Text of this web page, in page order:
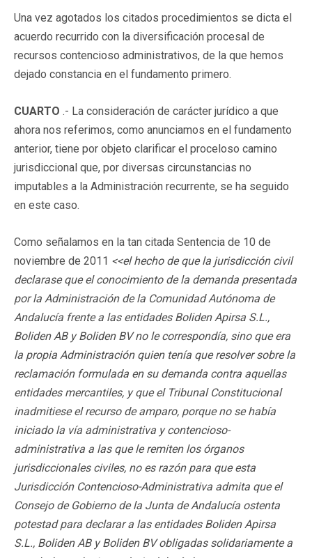
Una vez agotados los citados procedimientos se dicta el
acuerdo recurrido con la diversificación procesal de
recursos contencioso administrativos, de la que hemos
dejado constancia en el fundamento primero.
CUARTO .- La consideración de carácter jurídico a que
ahora nos referimos, como anunciamos en el fundamento
anterior, tiene por objeto clarificar el proceloso camino
jurisdiccional que, por diversas circunstancias no
imputables a la Administración recurrente, se ha seguido
en este caso.
Como señalamos en la tan citada Sentencia de 10 de
noviembre de 2011 <<el hecho de que la jurisdicción civil
declarase que el conocimiento de la demanda presentada
por la Administración de la Comunidad Autónoma de
Andalucía frente a las entidades Boliden Apirsa S.L.,
Boliden AB y Boliden BV no le correspondía, sino que era
la propia Administración quien tenía que resolver sobre la
reclamación formulada en su demanda contra aquellas
entidades mercantiles, y que el Tribunal Constitucional
inadmitiese el recurso de amparo, porque no se había
iniciado la vía administrativa y contencioso-
administrativa a las que le remiten los órganos
jurisdiccionales civiles, no es razón para que esta
Jurisdicción Contencioso-Administrativa admita que el
Consejo de Gobierno de la Junta de Andalucía ostenta
potestad para declarar a las entidades Boliden Apirsa
S.L., Boliden AB y Boliden BV obligadas solidariamente a